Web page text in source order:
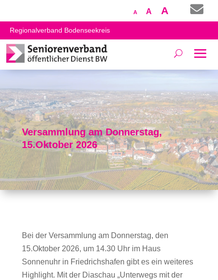
A Decrease
font
A Reset
font
A Increase
font

Regionalverband Bodenseekreis
Versammlung am Donnerstag,
15.Oktober 2026
Bei der Versammlung am Donnerstag, den
15.Oktober 2026, um 14.30 Uhr im Haus
Sonnenuhr in Friedrichshafen gibt es ein weiteres
Highlight. Mit der Diaschau „Unterwegs mit der